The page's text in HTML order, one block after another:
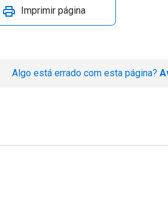
Imprimir página
Algo está errado com esta página?